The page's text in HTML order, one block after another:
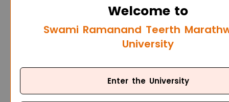
Welcome to
Swami Ramanand Teerth
University
Enter the University